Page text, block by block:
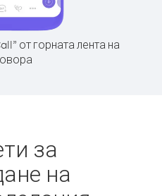
от горната лента на
за
на